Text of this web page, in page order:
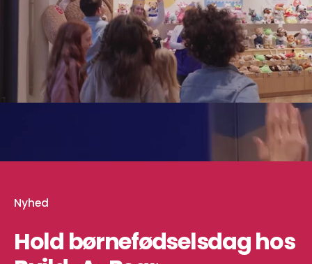
Nyhed
Hold børnefødselsdag hos